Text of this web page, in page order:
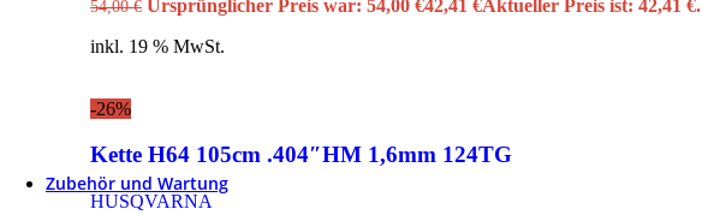
Nass- Trockensauger
Kehrmaschinen
Hochdruckreiniger
Zubehör und Wartung
Ersatzteile
54,00€ Ursprünglicher Preis war: 54,00 €42,41 €Aktueller Preis ist: 42,41 €.
inkl. 19 % MwSt.
-26%
Kette H64 105cm .404″HM 1,6mm 124TG
HUSQVARNA